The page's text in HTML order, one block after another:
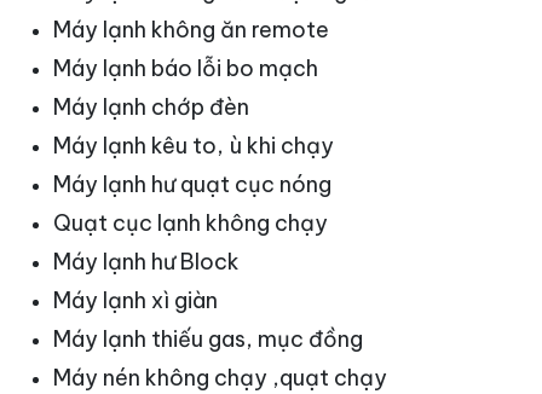
Máy lạnh không ăn remote
Máy lạnh báo lỗi bo mạch
Máy lạnh chớp đèn
Máy lạnh kêu to, ù khi chạy
Máy lạnh hư quạt cục nóng
Quạt cục lạnh không chạy
Máy lạnh hư Block
Máy lạnh xì giàn
Máy lạnh thiếu gas, mục đồng
Máy nén không chạy ,quạt chạy